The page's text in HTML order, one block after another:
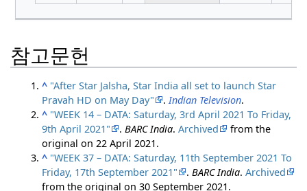
참고문헌
^ "After Star Jalsha, Star India all set to launch Star
Pravah HD on May Day"
. Indian Television.
^ "WEEK 14 – DATA: Saturday, 3rd April 2021 To Friday,
9th April 2021"
. BARC India.Archived
from the
original on 22 April 2021.
^ "WEEK 37 – DATA: Saturday, 11th September 2021 To
Friday, 17th September 2021"
. BARC India.Archived
from the original on 30 September 2021.